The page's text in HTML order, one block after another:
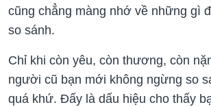
cũng chẳng màng nhớ về những gì
so sánh.
Chỉ khi còn yêu, còn thương, còn
người cũ bạn mới không ngừng so
quá khứ. Đấy là dấu hiệu cho thấy